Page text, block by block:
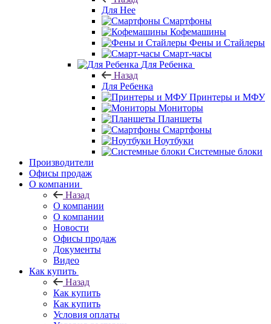
Для Нее
Смартфоны
Кофемашины
Фены и Стайлеры
Смарт-часы
Для Ребенка
Назад
Для Ребенка
Принтеры и МФУ
Мониторы
Планшеты
Смартфоны
Ноутбуки
Системные блоки
Производители
Офисы продаж
О компании
Назад
О компании
О компании
Новости
Офисы продаж
Документы
Видео
Как купить
Назад
Как купить
Как купить
Условия оплаты